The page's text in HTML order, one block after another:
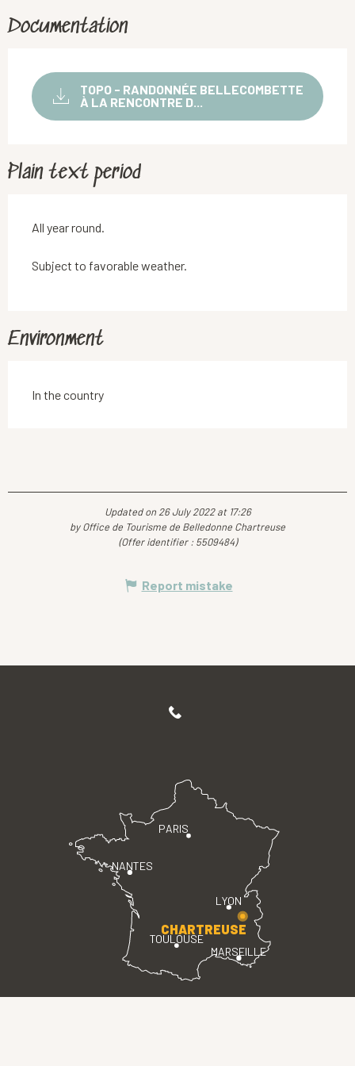
Documentation
TOPO - RANDONNÉE BELLECOMBETTE
À LA RENCONTRE D...
Plain text period
All year round.
Subject to favorable weather.
Environment
In the country
Updated on 26 July 2022 at 17:26
by Office de Tourisme de Belledonne Chartreuse
(Offer identifier : 5509484)
Report mistake
PARIS
LYON
TOULOUSE
MARSEILLE
NANTES
CHARTREUSE